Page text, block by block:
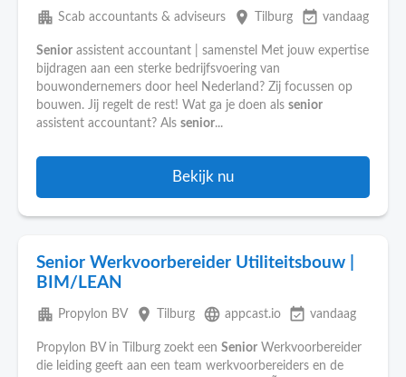
apartment Scab accountants & adviseurs place Tilburg event_available vandaag
Senior assistent accountant | samenstel Met jouw expertise
bijdragen aan een sterke bedrijfsvoering van
bouwondernemers door heel Nederland? Zij focussen op
bouwen. Jij regelt de rest! Wat ga je doen als senior
assistent accountant? Als senior...
Bekijk nu
Senior Werkvoorbereider Utiliteitsbouw |
BIM/LEAN
apartment Propylon BV place Tilburg language appcast.io event_available vandaag
Propylon BV in Tilburg zoekt een Senior Werkvoorbereider
die leiding geeft aan een team werkvoorbereiders en de